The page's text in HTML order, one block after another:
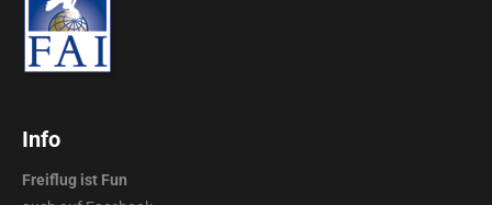
Info
Freiflug ist Fun